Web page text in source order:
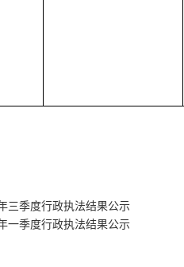
三季度行政执法结果公示
一季度行政执法结果公示